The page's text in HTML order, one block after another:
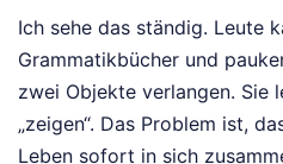
Ich sehe das ständig. Leute
Grammatikbücher und
zwei Objekte verlangen. Sie
„zeigen“. Das Problem ist,
Leben sofort in sich